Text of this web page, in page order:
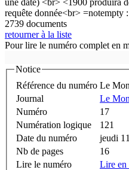
2739 documents
retourner à la liste
Pour lire le numéro complet en
Notice
Référence du numéro Le
Journal
Le
Numéro
17
Numération logique
121
Date du numéro
jeudi
Nb de pages
16
Lire le numéro
Lire en